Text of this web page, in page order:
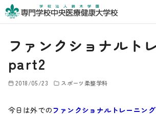
ファンクショナルト
part2
2018/05/23 スポーツ柔整学科
今日は外でのファンクショナルトレーニング